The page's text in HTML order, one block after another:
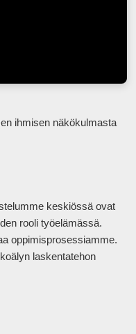
keskiössä ovat
rooli työelämässä.
oppimisprosessiamme.
laskentatehon